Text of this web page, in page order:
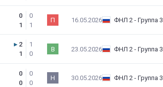
0
1
0
1
П
▸ 2
1
1
0
В
0
0
0
0
Н
16.05.2026 ФНЛ 2 - Группа 3
23.05.2026 ФНЛ 2 - Группа 3
30.05.2026 ФНЛ 2 - Группа 3